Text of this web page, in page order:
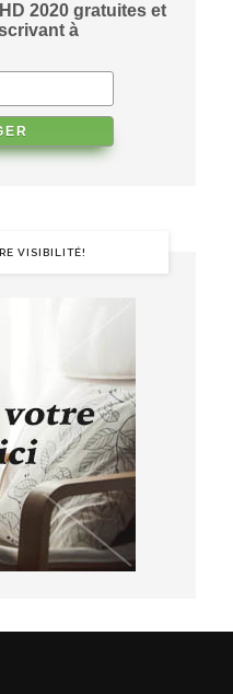
2020 gratuites et
à
VISIBILITÉ!